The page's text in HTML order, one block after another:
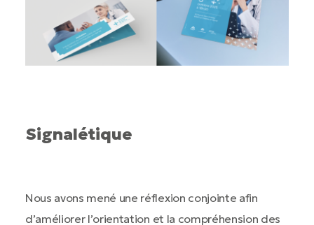
Signalétique
Nous avons mené une réflexion conjointe afin
d’améliorer l’orientation et la compréhension des